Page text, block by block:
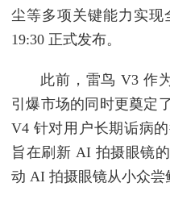
尘等多项关键能力实现
19:30 正式发布。
此前，雷鸟 V3 作
引爆市场的同时更奠定
V4 针对用户长期诟病
旨在刷新 AI 拍摄眼镜
动 AI 拍摄眼镜从小众尝